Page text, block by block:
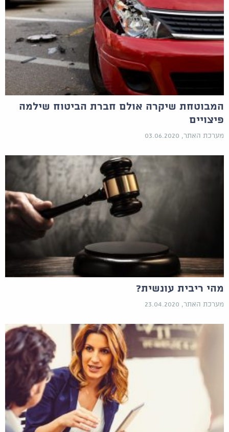
המבוטחת שיקרה אולם חברת הביטוח שילמה
פיצויים
מערכת האתר, 03.06.2020
מהי ריבית עונשית?
מערכת האתר, 23.04.2020